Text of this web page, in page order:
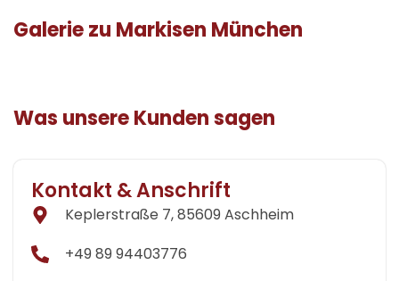
Galerie zu Markisen München
Was unsere Kunden sagen
Kontakt & Anschrift
Keplerstraße 7, 85609 Aschheim
+49 89 94403776